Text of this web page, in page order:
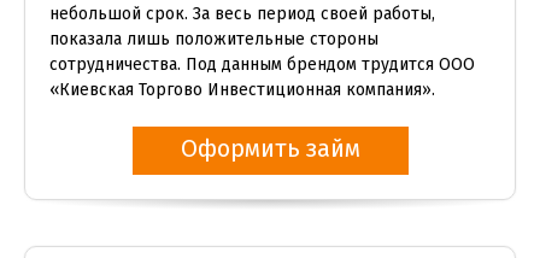
небольшой срок. За весь период своей работы,
показала лишь положительные стороны
сотрудничества. Под данным брендом трудится ООО
«Киевская Торгово Инвестиционная компания».
Оформить займ